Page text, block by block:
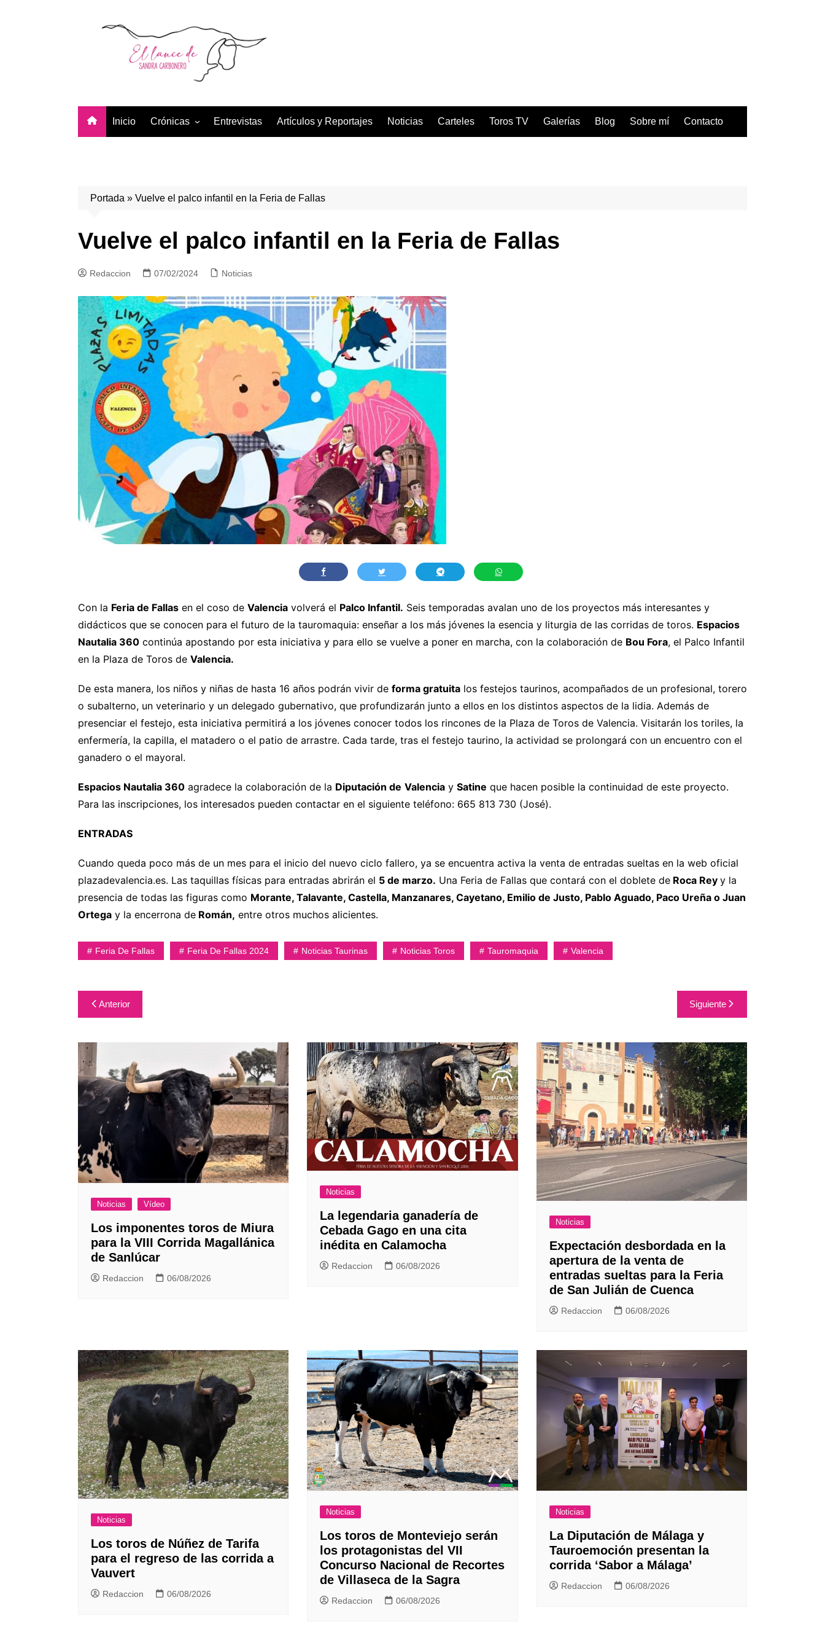
Inicio Crónicas
Temporada 2021
Entrevistas Artículos y Reportajes Noticias Carteles Toros TV Galerías Blog Sobre mí Contacto
Portada » Vuelve el palco infantil en la Feria de Fallas
Vuelve el palco infantil en la Feria de Fallas
Redaccion 07/02/2024 Noticias
Con la Feria de Fallas en el coso de Valencia volverá el Palco Infantil. Seis temporadas avalan uno de los proyectos más interesantes y
didácticos que se conocen para el futuro de la tauromaquia: enseñar a los más jóvenes la esencia y liturgia de las corridas de toros. Espacios
Nautalia 360 continúa apostando por esta iniciativa y para ello se vuelve a poner en marcha, con la colaboración de Bou Fora, el Palco Infantil
en la Plaza de Toros de Valencia.
De esta manera, los niños y niñas de hasta 16 años podrán vivir de forma gratuita los festejos taurinos, acompañados de un profesional, torero
o subalterno, un veterinario y un delegado gubernativo, que profundizarán junto a ellos en los distintos aspectos de la lidia. Además de
presenciar el festejo, esta iniciativa permitirá a los jóvenes conocer todos los rincones de la Plaza de Toros de Valencia. Visitarán los toriles, la
enfermería, la capilla, el matadero o el patio de arrastre. Cada tarde, tras el festejo taurino, la actividad se prolongará con un encuentro con el
ganadero o el mayoral.
Espacios Nautalia 360 agradece la colaboración de la Diputación de Valencia y Satine que hacen posible la continuidad de este proyecto.
Para las inscripciones, los interesados pueden contactar en el siguiente teléfono: 665 813 730 (José).
ENTRADAS
Cuando queda poco más de un mes para el inicio del nuevo ciclo fallero, ya se encuentra activa la venta de entradas sueltas en la web oficial
plazadevalencia.es. Las taquillas físicas para entradas abrirán el 5 de marzo. Una Feria de Fallas que contará con el doblete de Roca Rey y la
presencia de todas las figuras como Morante, Talavante, Castella, Manzanares, Cayetano, Emilio de Justo, Pablo Aguado, Paco Ureña o Juan
Ortega y la encerrona de Román, entre otros muchos alicientes.
Feria De Fallas Feria De Fallas 2024 Noticias Taurinas Noticias Toros Tauromaquia Valencia
Navegación
de
entradas
Anterior Siguiente
Noticias Vídeo
Los imponentes toros de Miura
para la VIII Corrida Magallánica
de Sanlúcar
Redaccion 06/08/2026
Noticias
La legendaria ganadería de
Cebada Gago en una cita
inédita en Calamocha
Redaccion 06/08/2026
Noticias
Expectación desbordada en la
apertura de la venta de
entradas sueltas para la Feria
de San Julián de Cuenca
Redaccion 06/08/2026
Noticias
Los toros de Núñez de Tarifa
para el regreso de las corrida a
Vauvert
Redaccion 06/08/2026
Noticias
Los toros de Monteviejo serán
los protagonistas del VII
Concurso Nacional de Recortes
de Villaseca de la Sagra
Redaccion 06/08/2026
Noticias
La Diputación de Málaga y
Tauroemoción presentan la
corrida ‘Sabor a Málaga’
Redaccion 06/08/2026